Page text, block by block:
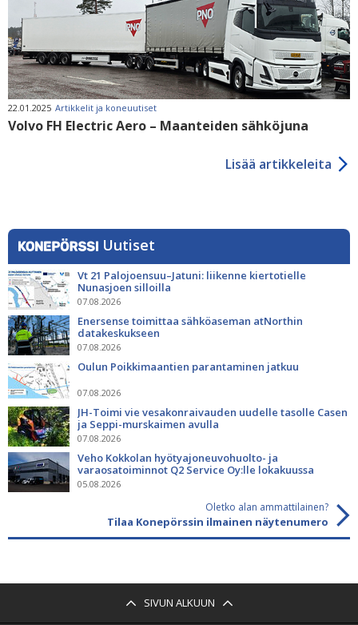
22.01.2025 Artikkelit ja koneuutiset
Volvo FH Electric Aero – Maanteiden sähköjuna
Lisää artikkeleita
Uutiset
Vt 21 Palojoensuu–Jatuni: liikenne kiertotielle
Nunasjoen silloilla
07.08.2026
Enersense toimittaa sähköaseman atNorthin
datakeskukseen
07.08.2026
Oulun Poikkimaantien parantaminen jatkuu
07.08.2026
JH-Toimi vie vesakonraivauden uudelle tasolle Casen
ja Seppi-murskaimen avulla
07.08.2026
Veho Kokkolan hyötyajoneuvohuolto- ja
varaosatoiminnot Q2 Service Oy:lle lokakuussa
05.08.2026
Oletko alan ammattilainen?
Tilaa Konepörssin ilmainen näytenumero
SIVUN ALKUUN